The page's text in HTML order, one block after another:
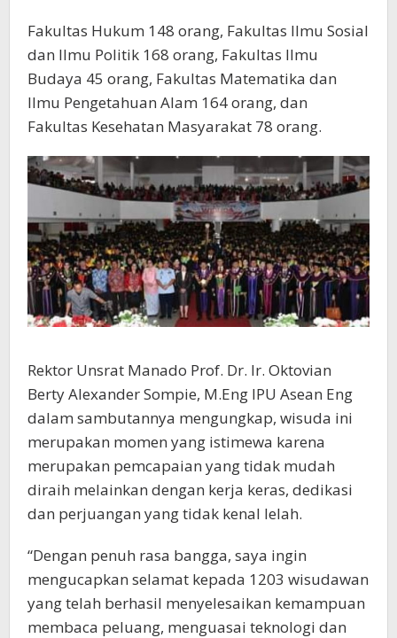
Fakultas Hukum 148 orang, Fakultas Ilmu Sosial
dan Ilmu Politik 168 orang, Fakultas Ilmu
Budaya 45 orang, Fakultas Matematika dan
Ilmu Pengetahuan Alam 164 orang, dan
Fakultas Kesehatan Masyarakat 78 orang.
Rektor Unsrat Manado Prof. Dr. Ir. Oktovian
Berty Alexander Sompie, M.Eng IPU Asean Eng
dalam sambutannya mengungkap, wisuda ini
merupakan momen yang istimewa karena
merupakan pemcapaian yang tidak mudah
diraih melainkan dengan kerja keras, dedikasi
dan perjuangan yang tidak kenal lelah.
“Dengan penuh rasa bangga, saya ingin
mengucapkan selamat kepada 1203 wisudawan
yang telah berhasil menyelesaikan kemampuan
membaca peluang, menguasai teknologi dan